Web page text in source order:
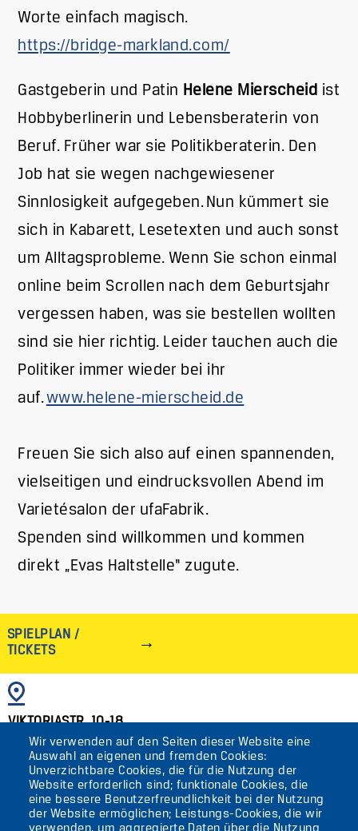
Wir verwenden auf den Seiten dieser Website eine
Auswahl an eigenen und fremden Cookies:
Unverzichtbare Cookies, die für die Nutzung der
Website erforderlich sind; funktionale Cookies, die
eine bessere Benutzerfreundlichkeit bei der Nutzung
der Website ermöglichen; Leistungs-Cookies, die wir
Worte einfach magisch.
https://bridge-markland.com/
Gastgeberin und Patin Helene Mierscheid ist
Hobbyberlinerin und Lebensberaterin von
Beruf. Früher war sie Politikberaterin. Den
Job hat sie wegen nachgewiesener
Sinnlosigkeit aufgegeben. Nun kümmert sie
sich in Kabarett, Lesetexten und auch sonst
um Alltagsprobleme. Wenn Sie schon einmal
online beim Scrollen nach dem Geburtsjahr
vergessen haben, was sie bestellen wollten
sind sie hier richtig. Leider tauchen auch die
Politiker immer wieder bei ihr
auf.www.helene-mierscheid.de
Freuen Sie sich also auf einen spannenden,
vielseitigen und eindrucksvollen Abend im
Varietésalon der ufaFabrik.
Spenden sind willkommen und kommen
direkt „Evas Haltstelle“ zugute.
SPIELPLAN /
TICKETS
BILD
VIKTORIASTR. 10-18
12105 BERLIN
TEMPELHOF
AKTUELLES